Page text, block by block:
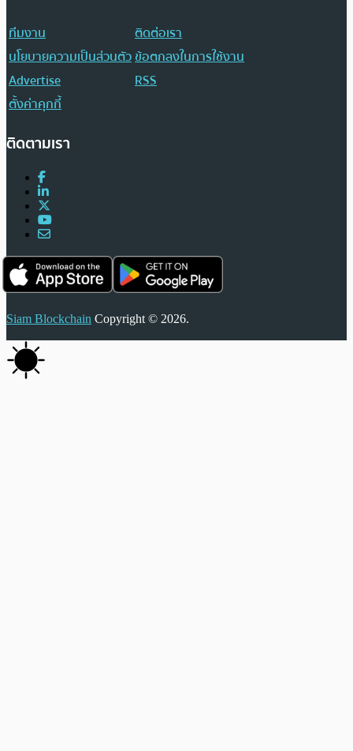
ทีมงาน
ติดต่อเรา
นโยบายความเป็นส่วนตัวข้อตกลงในการใช้งาน
Advertise
RSS
ตั้งค่าคุกกี้
ติดตามเรา
Siam Blockchain Copyright © 2026.